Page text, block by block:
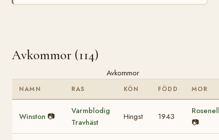
Avkommor (114)
Avkommor
NAMN RAS KÖN FÖDD MOR
Winston 📷
Varmblodig
Travhäst
Hingst 1943
📷